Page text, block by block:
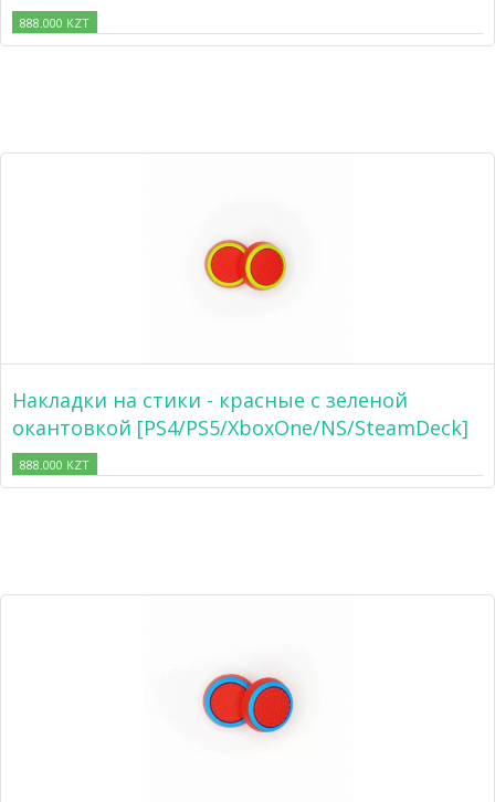
888.000 KZT
Накладки на стики - красные с зеленой
окантовкой [PS4/PS5/XboxOne/NS/SteamDeck]
888.000 KZT